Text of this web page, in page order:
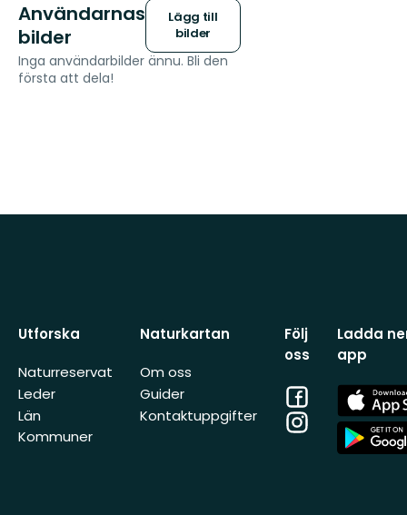
Användarnas
bilder
Lägg till
bilder
Inga användarbilder ännu. Bli den
första att dela!
Utforska
Naturreservat
Leder
Län
Kommuner
Naturkartan
Om oss
Guider
Kontaktuppgifter
Följ
oss
Facebook
Instagram
Ladda
app
App
Store
App
Store